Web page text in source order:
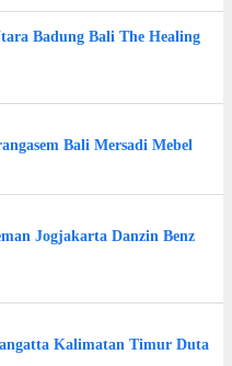
Badung Bali The Healing
Bali Mersadi Mebel
Jogjakarta Danzin Benz
Kalimatan Timur Duta